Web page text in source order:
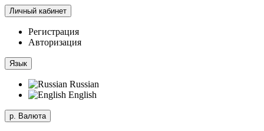
Личный кабинет
Регистрация
Авторизация
Язык
Russian
English
р. Валюта